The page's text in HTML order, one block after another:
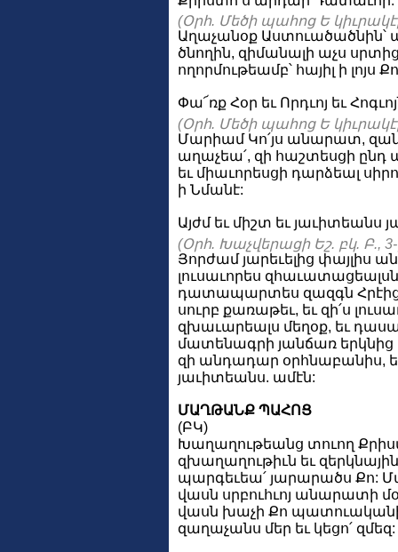
(Օրհ. Մեծի պահոց Ե
Աղաչանօք
ծնողին, զիմանալի աչս
ողորմութեամբ՝ հայիլ ի լոյս
Փա՜ռք Հօր եւ Որդւոյ եւ
(Օրհ. Մեծի պահոց Ե
Մարիամ Կո՛յս անարատ,
աղաչեա՛, զի հաշտեսցի ընդ
եւ միաւորեսցի դարձեալ
ի Նմանէ:
Այժմ եւ միշտ եւ յաւիտեանս
(Օրհ. Խաչվերացի Եշ. բկ. Բ.,
Յորժամ յարեւելից փայլիս
լուսաւորես զհաւատացեալսն
դատապարտես զազգն
սուրբ քառաթեւ, եւ զի՛ս
զխաւարեալս մեղօք, եւ
մատենագրի յանճառ երկնից
զի անդադար օրհնաբանիս,
յաւիտեանս. ամէն:
ՄԱՂԹԱՆՔ ՊԱՀՈՑ
(ԲԿ)
Խաղաղութեանց տուող
զխաղաղութիւն եւ
պարգեւեա՛ յարարածս Քո:
վասն սրբուհւոյ անարատի
վասն խաչի Քո պատուականի
զաղաչանս մեր եւ կեցո՛ զմեզ: